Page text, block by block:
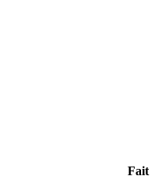
Fait